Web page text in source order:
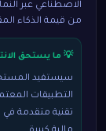
الاصطناعي عبر
من قيمة الذكاء
💡 ما يستحق
سيستفيد
التطبيقات
تقنية متقدمة في